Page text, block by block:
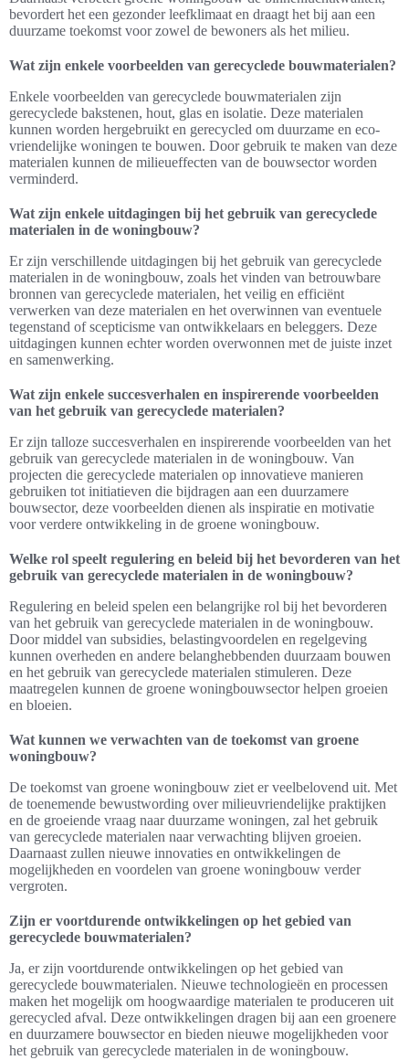
bevordert het een gezonder leefklimaat en draagt het bij aan een
duurzame toekomst voor zowel de bewoners als het milieu.
Wat zijn enkele voorbeelden van gerecyclede bouwmaterialen?
Enkele voorbeelden van gerecyclede bouwmaterialen zijn
gerecyclede bakstenen, hout, glas en isolatie. Deze materialen
kunnen worden hergebruikt en gerecycled om duurzame en eco-
vriendelijke woningen te bouwen. Door gebruik te maken van deze
materialen kunnen de milieueffecten van de bouwsector worden
verminderd.
Wat zijn enkele uitdagingen bij het gebruik van gerecyclede
materialen in de woningbouw?
Er zijn verschillende uitdagingen bij het gebruik van gerecyclede
materialen in de woningbouw, zoals het vinden van betrouwbare
bronnen van gerecyclede materialen, het veilig en efficiënt
verwerken van deze materialen en het overwinnen van eventuele
tegenstand of scepticisme van ontwikkelaars en beleggers. Deze
uitdagingen kunnen echter worden overwonnen met de juiste inzet
en samenwerking.
Wat zijn enkele succesverhalen en inspirerende voorbeelden
van het gebruik van gerecyclede materialen?
Er zijn talloze succesverhalen en inspirerende voorbeelden van het
gebruik van gerecyclede materialen in de woningbouw. Van
projecten die gerecyclede materialen op innovatieve manieren
gebruiken tot initiatieven die bijdragen aan een duurzamere
bouwsector, deze voorbeelden dienen als inspiratie en motivatie
voor verdere ontwikkeling in de groene woningbouw.
Welke rol speelt regulering en beleid bij het bevorderen van het
gebruik van gerecyclede materialen in de woningbouw?
Regulering en beleid spelen een belangrijke rol bij het bevorderen
van het gebruik van gerecyclede materialen in de woningbouw.
Door middel van subsidies, belastingvoordelen en regelgeving
kunnen overheden en andere belanghebbenden duurzaam bouwen
en het gebruik van gerecyclede materialen stimuleren. Deze
maatregelen kunnen de groene woningbouwsector helpen groeien
en bloeien.
Wat kunnen we verwachten van de toekomst van groene
woningbouw?
De toekomst van groene woningbouw ziet er veelbelovend uit. Met
de toenemende bewustwording over milieuvriendelijke praktijken
en de groeiende vraag naar duurzame woningen, zal het gebruik
van gerecyclede materialen naar verwachting blijven groeien.
Daarnaast zullen nieuwe innovaties en ontwikkelingen de
mogelijkheden en voordelen van groene woningbouw verder
vergroten.
Zijn er voortdurende ontwikkelingen op het gebied van
gerecyclede bouwmaterialen?
Ja, er zijn voortdurende ontwikkelingen op het gebied van
gerecyclede bouwmaterialen. Nieuwe technologieën en processen
maken het mogelijk om hoogwaardige materialen te produceren uit
gerecycled afval. Deze ontwikkelingen dragen bij aan een groenere
en duurzamere bouwsector en bieden nieuwe mogelijkheden voor
het gebruik van gerecyclede materialen in de woningbouw.